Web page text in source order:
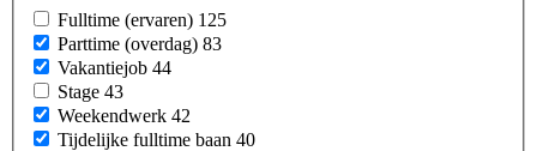
Fulltime (ervaren) 125
Parttime (overdag) 83
Vakantiejob 44
Stage 43
Weekendwerk 42
Tijdelijke fulltime baan 40